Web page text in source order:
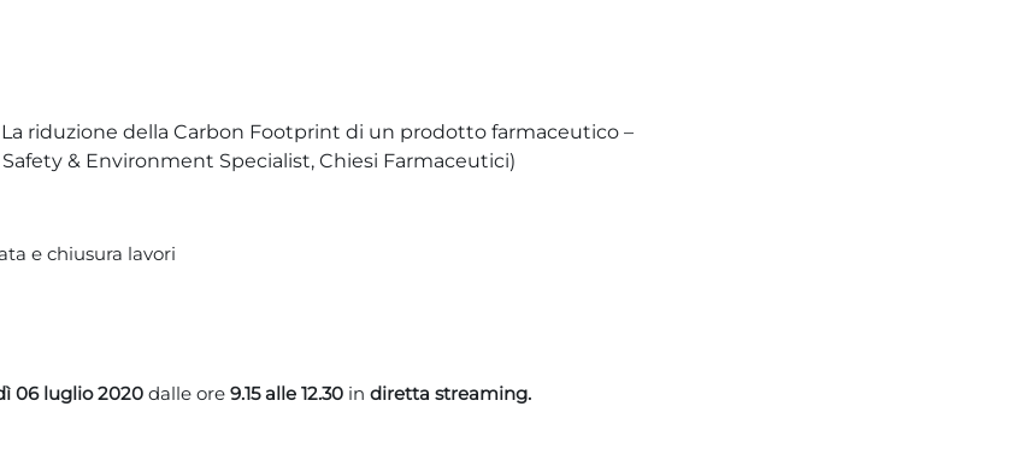
riduzione della Carbon Footprint di un prodotto farmaceutico –
Safety & Environment Specialist, Chiesi Farmaceutici)
e chiusura lavori
06 luglio 2020 dalle ore 9.15 alle 12.30 in diretta streaming.